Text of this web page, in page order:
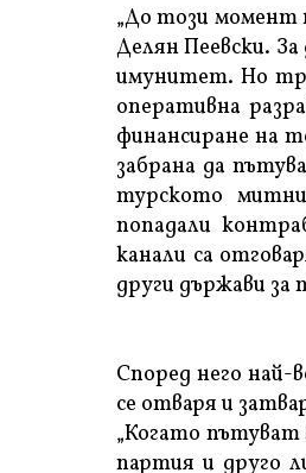
„До този момент
Делян Пеевски.
имунитет. Но
оперативна
финансиране на
забрана да
турското
попадали
канали са
други държави за
Според него
се отваря и
„Когато пътуват
партия и друго